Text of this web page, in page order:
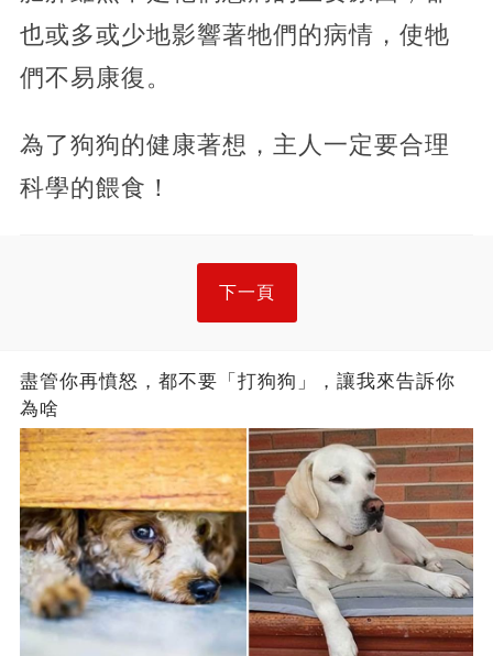
也或多或少地影響著牠們的病情，使牠
們不易康復。
為了狗狗的健康著想，主人一定要合理
科學的餵食！
下一頁
盡管你再憤怒，都不要「打狗狗」，讓我來告訴你
為啥